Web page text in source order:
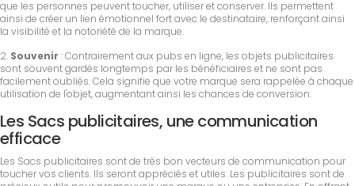
que les personnes peuvent toucher, utiliser et conserver. Ils permettent
ainsi de créer un lien émotionnel fort avec le destinataire, renforçant ainsi
la visibilité et la notoriété de la marque.
2. Souvenir : Contrairement aux pubs en ligne, les objets publicitaires
sont souvent gardés longtemps par les bénéficiaires et ne sont pas
facilement oubliés. Cela signifie que votre marque sera rappelée à chaque
utilisation de l'objet, augmentant ainsi les chances de conversion.
Les Sacs publicitaires, une communication
efficace
Les Sacs publicitaires sont de très bon vecteurs de communication pour
toucher vos clients. Ils seront appréciés et utiles. Les publicitaires sont de